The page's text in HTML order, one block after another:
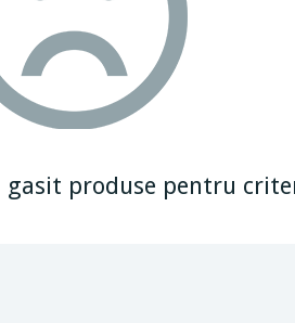
produse pentru